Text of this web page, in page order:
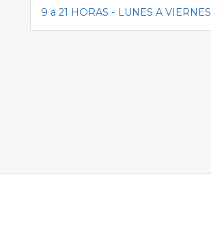
9 a 21 HORAS - LUNES A VIERNES